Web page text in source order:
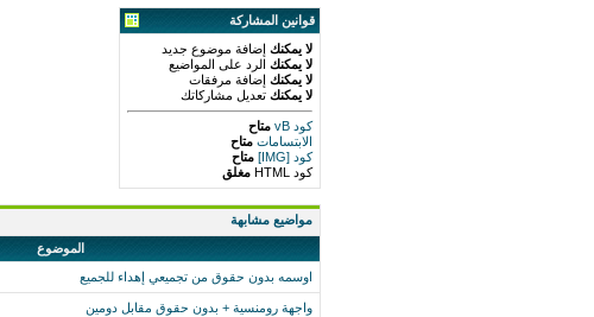
قوانين المشاركة
لا يمكنك إضافة موضوع جديد
لا يمكنك الرد على المواضيع
لا يمكنك إضافة مرفقات
لا يمكنك تعديل مشاركاتك
كود vB
متاح
الابتسامات متاح
كود [IMG]
متاح
كود HTML
مغلق
مواضيع مشابهة
الموضوع
اوسمه بدون حقوق من تجميعي إهداء للجميع
واجهة رومنسية + بدون حقوق مقابل دومين